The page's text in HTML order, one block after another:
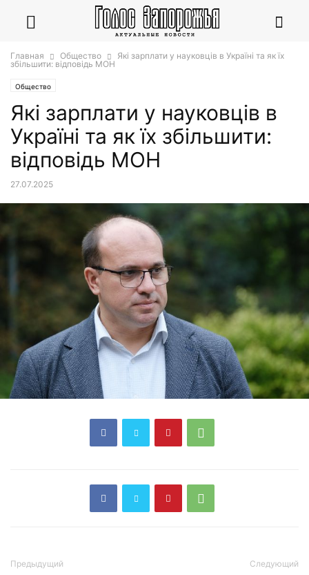
Главная Общество
Які зарплати у науковців в Україні та як їх
збільшити: відповідь МОН
Общество
Які зарплати у науковців в
Україні та як їх збільшити:
відповідь МОН
27.07.2025
Предыдущий Следующий